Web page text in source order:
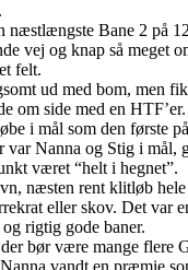
næstlængste Bane 2 på
vej og knap så meget
felt.
ud med bom, men
om side med en
i mål som den første
Nanna og Stig i mål,
været “helt i hegnet”.
næsten rent klitløb
eller skov. Det var
rigtig gode baner.
bør være mange
vandt en præmie